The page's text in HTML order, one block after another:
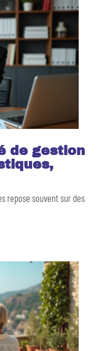
de gestion
repose souvent sur des